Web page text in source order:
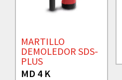
MARTILLO
DEMOLEDOR SDS-
PLUS
MD 4 K